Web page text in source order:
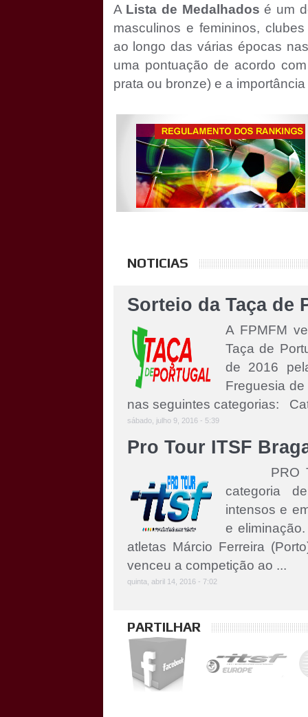
A Lista de Medalhados é um
masculinos e femininos,
ao longo das várias épocas
uma pontuação de acordo
prata ou bronze) e a
NOTICIAS
Sorteio da Taça de
A FPMFM
Taça de
de 2016
Freguesia
nas seguintes categorias:
sábado, julho 9, 2016 - 5:39
Pro Tour ITSF
PRO
categoria
intensos e
e
atletas Márcio Ferreira
venceu a competição ao ...
quinta, abril 14, 2016 - 7:02
PARTILHAR